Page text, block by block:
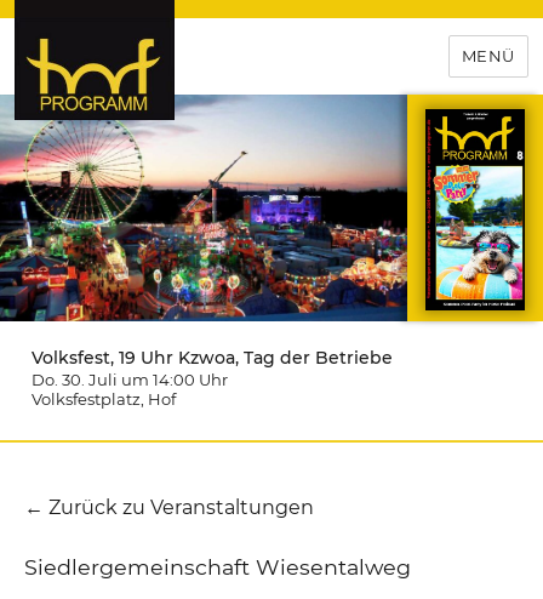
hof-programm – das
Veranstaltungsportal für
Hochfranken
MENÜ
Volksfest, 19 Uhr Kzwoa, Tag der Betriebe
Do. 30. Juli um 14:00 Uhr
Volksfestplatz , Hof
← Zurück zu Veranstaltungen
Siedlergemeinschaft Wiesentalweg